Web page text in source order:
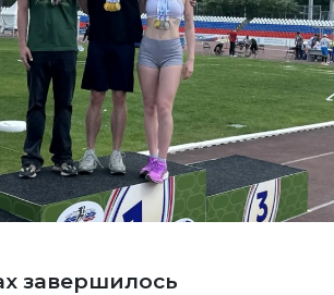
завершилось